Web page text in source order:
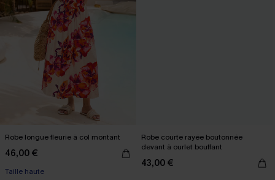
Robe longue fleurie à col montant
46,00 €
Taille haute
Robe courte rayée boutonnée
devant à ourlet bouffant
43,00 €